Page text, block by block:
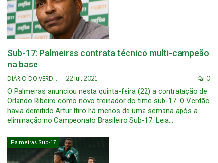
Sub-17: Palmeiras contrata técnico multi-campeão
na base
DIÁRIO DO VERDÃO 22 jul, 2021 0
O Palmeiras anunciou nesta quinta-feira (22) a contratação de
Orlando Ribeiro como novo treinador do time sub-17. O Verdão
havia demitido Artur Itiro há menos de uma semana após a
eliminação no Campeonato Brasileiro Sub-17. Leia…
Palmeiras Sub-17